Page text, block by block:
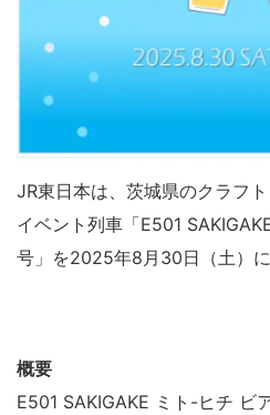
JR東日本は、茨城県のクラフ
イベント列車「E501
号」を2025年8月30日（土）に
概要
E501 SAKIGAKE ミト-ヒチ ビ